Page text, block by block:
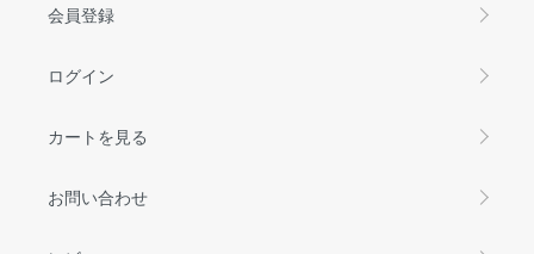
会員登録
ログイン
カートを見る
お問い合わせ